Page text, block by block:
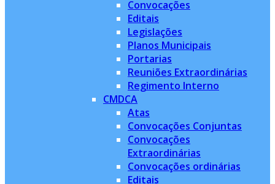
Convocações
Editais
Legislações
Planos Municipais
Portarias
Reuniões Extraordinárias
Regimento Interno
CMDCA
Atas
Convocações Conjuntas
Convocações
Extraordinárias
Convocações ordinárias
Editais